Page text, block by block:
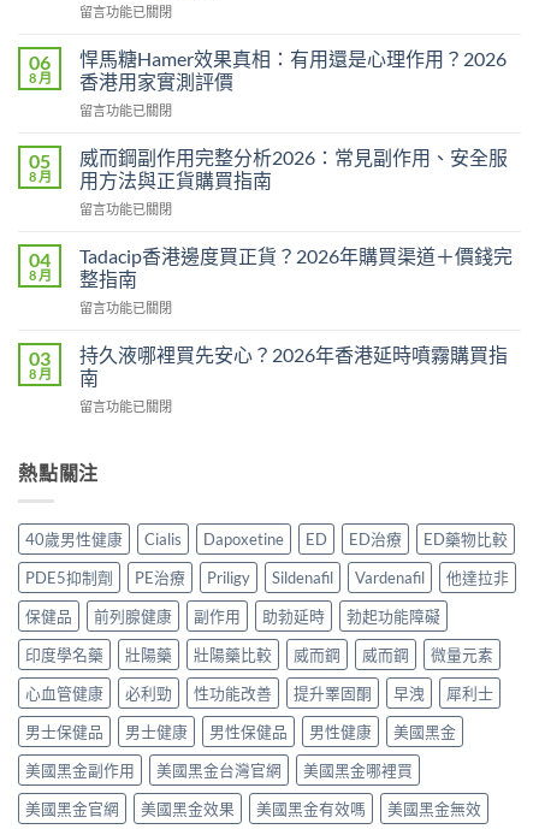
在
利
勁
用
法
量
完
整
教
幾
時
食
多？
正
確
一
次
清
楚〉
中
留言功能已關閉
06
8 月
悍馬糖Hamer效果真相：有用還是心理作用？2026
香港用家實測評價
在
馬
糖
Hamer
效
真
相：
有
用
是
心
作
香
家
實
測
評
價〉
中
留言功能已關閉
05
8 月
威而鋼副作用完整分析2026：常見副作用、安全服
用方法與正貨購買指南
在
而
鋼
副
作
完
整
分
析
見
用、
安
全
服
方
法
與
正
貨
購
買
指
南〉
中
留言功能已關閉
04
8 月
Tadacip香港邊度買正貨？2026年購買渠道＋價錢完
整指南
在
香
港
邊
度
貨？
購
買
渠
道
價
錢
完
整
指
南〉
中
留言功能已關閉
03
8 月
持久液哪裡買先安心？2026年香港延時噴霧購買指
南
在
液
哪
買
先
安
心？
2026
年
香
港
延
時
噴
霧
購
買
指
留言功能已關閉
熱點關注
40歲男性健康 Cialis Dapoxetine ED ED治療
ED藥物比較
PDE5抑制劑
PE治療 Priligy Sildenafil Vardenafil
他達拉非
保健品
前列腺健康 副作用 助勃延時
勃起功能障礙
印度學名藥
壯陽藥 壯陽藥比較 威而鋼 威而鋼
微量元素
心血管健康
必利勁 性功能改善 提升睪固酮 早洩
犀利士
男士保健品
男士健康 男性保健品 男性健康
美國黑金
美國黑金副作用
美國黑金台灣官網
美國黑金哪裡買
美國黑金官網
美國黑金效果 美國黑金有效嗎 美國黑金無效